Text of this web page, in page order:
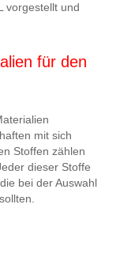
vorgestellt und
für den
mit sich
Stoffen zählen
dieser Stoffe
bei der Auswahl